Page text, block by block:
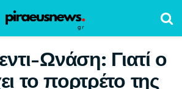
Ωνάση: Γιατί ο
το πορτρέτο της